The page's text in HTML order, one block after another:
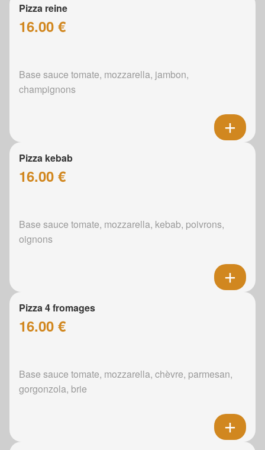
Pizza reine
16.00 €
Base sauce tomate, mozzarella, jambon,
champignons
Pizza kebab
16.00 €
Base sauce tomate, mozzarella, kebab, poivrons,
oignons
Pizza 4 fromages
16.00 €
Base sauce tomate, mozzarella, chèvre, parmesan,
gorgonzola, brie